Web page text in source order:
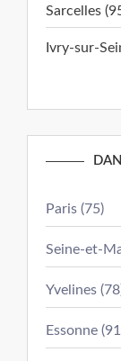
Sarcelles
Ivry-sur-
Paris (75)
Seine-et-
Yvelines
Essonne